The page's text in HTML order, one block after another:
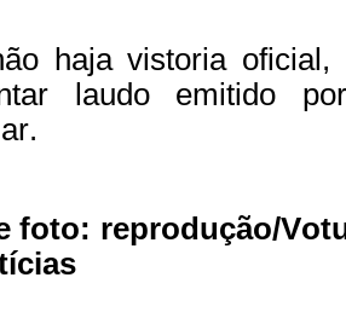
haja vistoria oficial,
laudo emitido
foto: reprodução/